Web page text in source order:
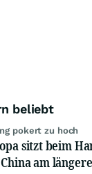
beliebt
pokert zu hoch
sitzt beim
am